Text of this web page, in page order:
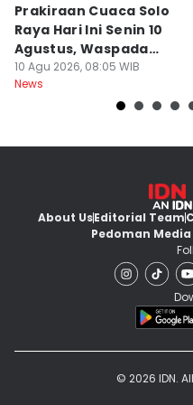
Prakiraan Cuaca Solo
Raya Hari Ini Senin 10
Agustus, Waspada
Karhutla!
10 Agu 2026, 08:05 WIB
News
About UsEditorial Team
Pedoman Media
© 2026 IDN.